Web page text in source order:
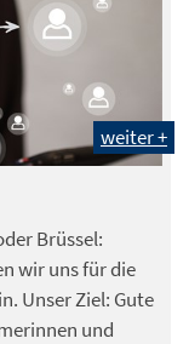
weiter +
Brüssel:
wir uns für die
Unser Ziel: Gute
und